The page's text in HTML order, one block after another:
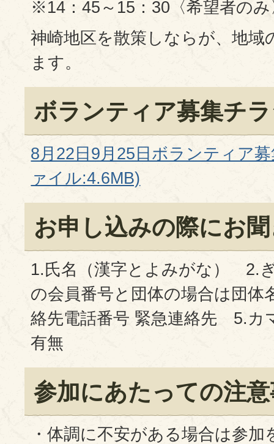
※14：45～15：30〈希望者のみ
神崎地区を散策しならが、地域
ます。
ボランティア募集チ
8月22日9月25日ボランティア
ァイル:4.6MB)
お申し込みの際にお
1.氏名（漢字とよみがな） 2.
の会員番号と団体の場合は
絡先電話番号 緊急連絡先 5.カ
有無
参加にあたっての注
・体調に不安がある場合は参